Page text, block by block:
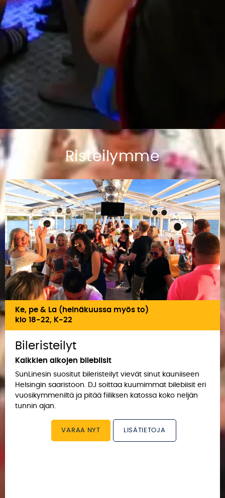
Risteilymme
Ke, pe & La (heinäkuussa myös to)
klo 18-22, K-22
Bileristeilyt
Kaikkien aikojen bilebiisit
SunLinesin suositut bileristeilyt vievät sinut kauniiseen
Helsingin saaristoon. DJ soittaa kuumimmat bilebiisit eri
vuosikymmeniltä ja pitää fiiliksen katossa koko neljän
tunnin ajan.
VARAA NYT LISÄTIETOJA